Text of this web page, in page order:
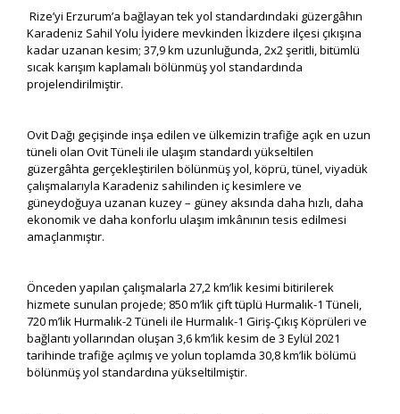
Rize’yi Erzurum’a bağlayan tek yol standardındaki güzergâhın
Karadeniz Sahil Yolu İyidere mevkinden İkizdere ilçesi çıkışına
kadar uzanan kesim; 37,9 km uzunluğunda, 2x2 şeritli, bitümlü
sıcak karışım kaplamalı bölünmüş yol standardında
projelendirilmiştir.
Ovit Dağı geçişinde inşa edilen ve ülkemizin trafiğe açık en uzun
tüneli olan Ovit Tüneli ile ulaşım standardı yükseltilen
güzergâhta gerçekleştirilen bölünmüş yol, köprü, tünel, viyadük
çalışmalarıyla Karadeniz sahilinden iç kesimlere ve
güneydoğuya uzanan kuzey – güney aksında daha hızlı, daha
ekonomik ve daha konforlu ulaşım imkânının tesis edilmesi
amaçlanmıştır.
Önceden yapılan çalışmalarla 27,2 km’lik kesimi bitirilerek
hizmete sunulan projede; 850 m’lik çift tüplü Hurmalık-1 Tüneli,
720 m’lik Hurmalık-2 Tüneli ile Hurmalık-1 Giriş-Çıkış Köprüleri ve
bağlantı yollarından oluşan 3,6 km’lik kesim de 3 Eylül 2021
tarihinde trafiğe açılmış ve yolun toplamda 30,8 km’lik bölümü
bölünmüş yol standardına yükseltilmiştir.